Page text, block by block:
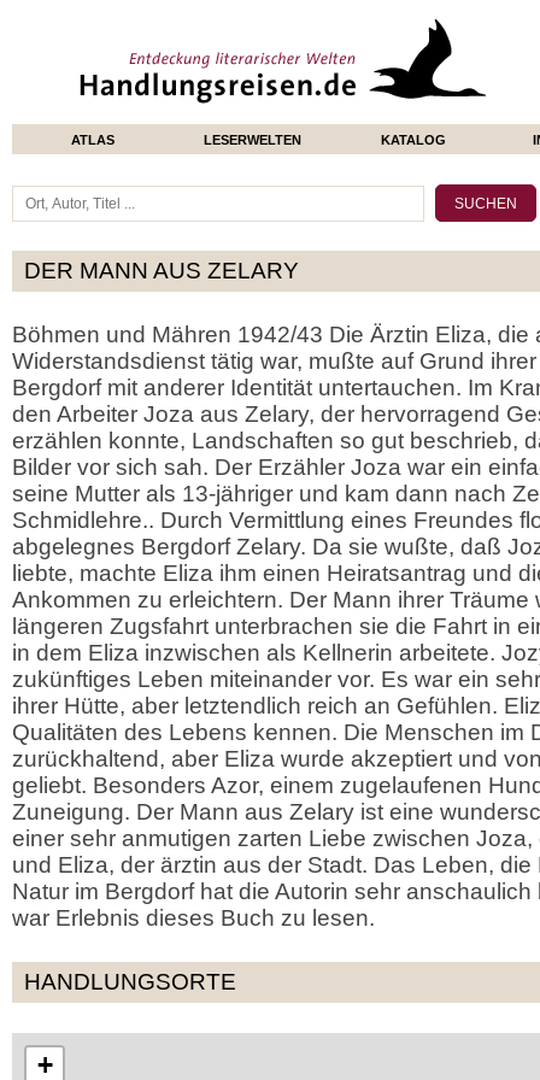
ATLAS LESERWELTEN KATALOG
DER MANN AUS ZELARY
Böhmen und Mähren 1942/43 Die Ärztin Eliza, die
Widerstandsdienst tätig war, mußte auf Grund
Bergdorf mit anderer Identität untertauchen. Im
den Arbeiter Joza aus Zelary, der hervorragend
erzählen konnte, Landschaften so gut beschrieb,
Bilder vor sich sah. Der Erzähler Joza war ein
seine Mutter als 13-jähriger und kam dann nach
Schmidlehre.. Durch Vermittlung eines Freundes
abgelegnes Bergdorf Zelary. Da sie wußte, daß
liebte, machte Eliza ihm einen Heiratsantrag und
Ankommen zu erleichtern. Der Mann ihrer Träume
längeren Zugsfahrt unterbrachen sie die Fahrt in
in dem Eliza inzwischen als Kellnerin arbeitete.
zukünftiges Leben miteinander vor. Es war ein
ihrer Hütte, aber letztendlich reich an Gefühlen.
Qualitäten des Lebens kennen. Die Menschen im
zurückhaltend, aber Eliza wurde akzeptiert und
geliebt. Besonders Azor, einem zugelaufenen
Zuneigung. Der Mann aus Zelary ist eine
einer sehr anmutigen zarten Liebe zwischen
und Eliza, der ärztin aus der Stadt. Das Leben,
Natur im Bergdorf hat die Autorin sehr
war Erlebnis dieses Buch zu lesen.
HANDLUNGSORTE
+